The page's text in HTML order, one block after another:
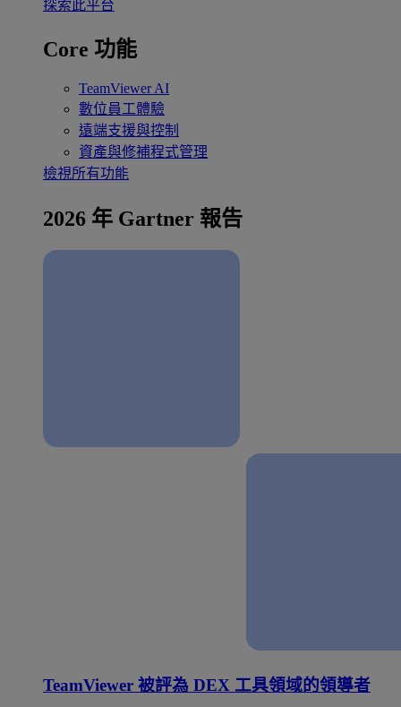
探索此平台
Core 功能
TeamViewer AI
數位員工體驗
遠端支援與控制
資產與修補程式管理
檢視所有功能
2026 年 Gartner 報告
TeamViewer 被評為 DEX 工具領域的領導者